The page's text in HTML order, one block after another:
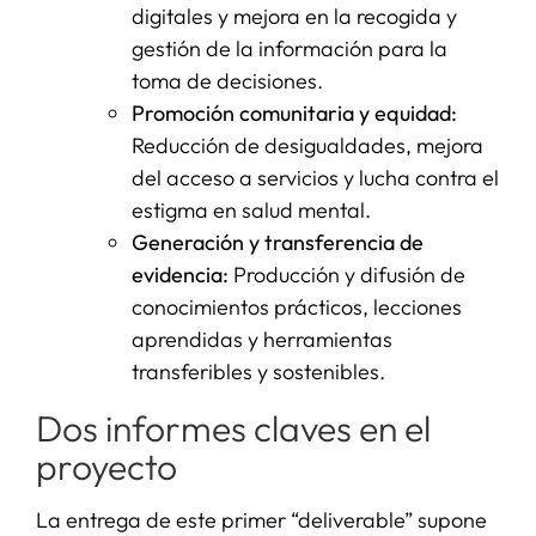
digitales y mejora en la recogida y
gestión de la información para la
toma de decisiones.
Promoción comunitaria y equidad:
Reducción de desigualdades, mejora
del acceso a servicios y lucha contra el
estigma en salud mental.
Generación y transferencia de
evidencia: Producción y difusión de
conocimientos prácticos, lecciones
aprendidas y herramientas
transferibles y sostenibles.
Dos informes claves en el
proyecto
La entrega de este primer “deliverable” supone